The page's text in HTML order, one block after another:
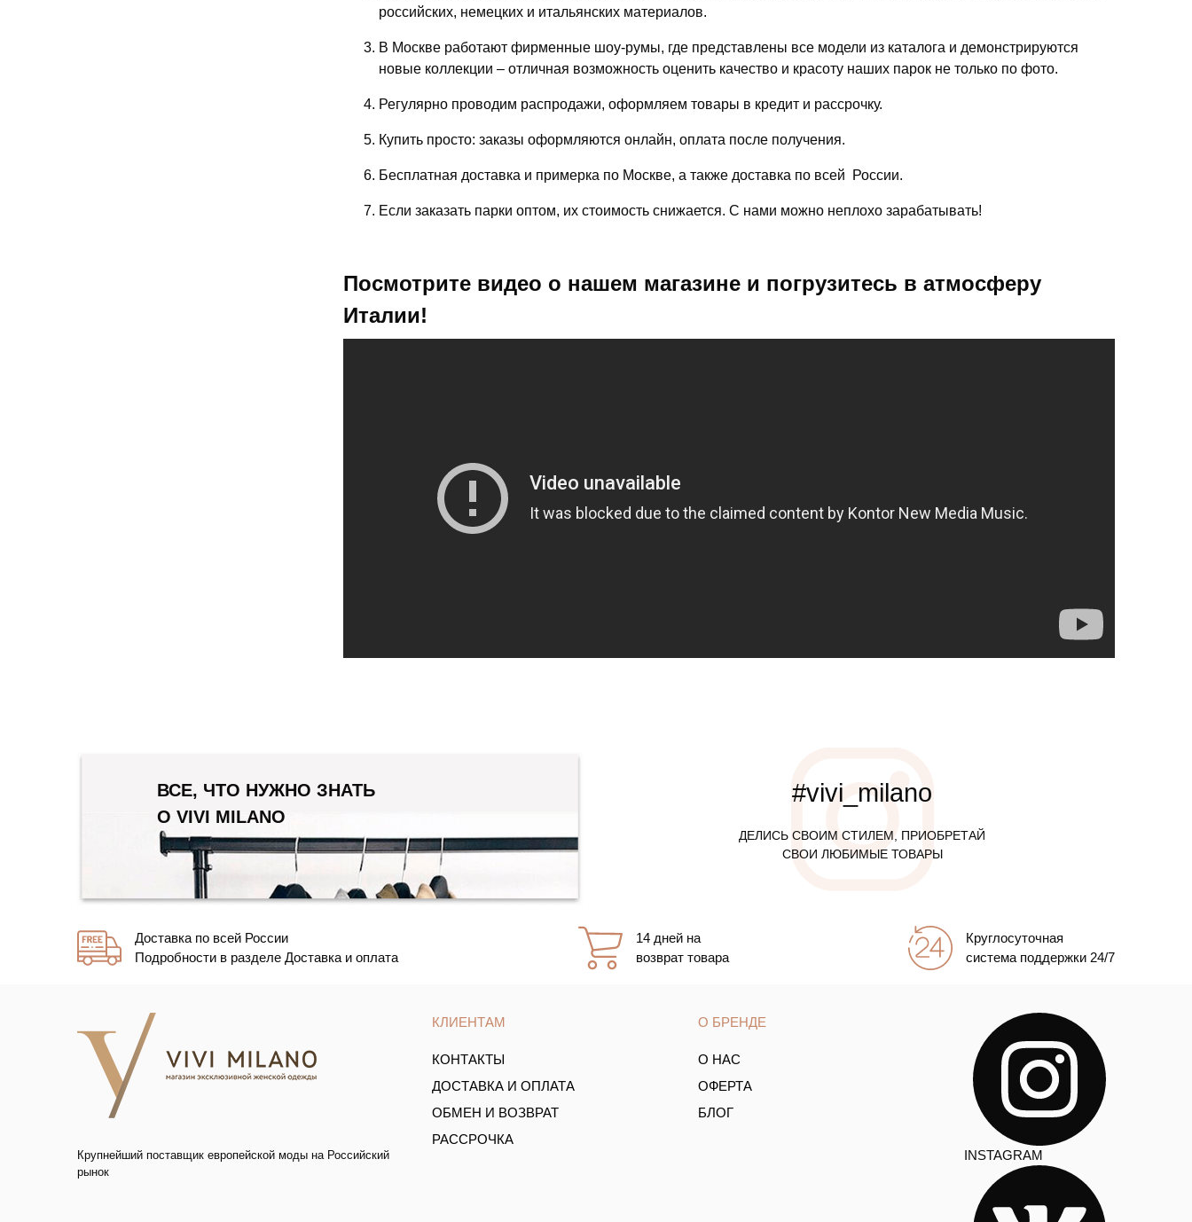
российских, немецких и итальянских материалов.
В Москве работают фирменные шоу-румы, где представлены все модели из каталога и демонстрируются
новые коллекции – отличная возможность оценить качество и красоту наших парок не только по фото.
Регулярно проводим распродажи, оформляем товары в кредит и рассрочку.
Купить просто: заказы оформляются онлайн, оплата после получения.
Бесплатная доставка и примерка по Москве, а также доставка по всей России.
Если заказать парки оптом, их стоимость снижается. С нами можно неплохо зарабатывать!
Посмотрите видео о нашем магазине и погрузитесь в атмосферу
Италии!
ВСЕ, ЧТО НУЖНО ЗНАТЬ
О VIVI MILANO
#vivi_milano
ДЕЛИСЬ СВОИМ СТИЛЕМ, ПРИОБРЕТАЙ
СВОИ ЛЮБИМЫЕ ТОВАРЫ
Доставка по всей России
Подробности в разделе Доставка и оплата
14 дней на
возврат товара
Круглосуточная
система поддержки 24/7
Крупнейший поставщик европейской моды на Российский
рынок
КЛИЕНТАМ
КОНТАКТЫ
ДОСТАВКА И ОПЛАТА
ОБМЕН И ВОЗВРАТ
РАССРОЧКА
О БРЕНДЕ
О НАС
ОФЕРТА
БЛОГ
INSTAGRAM